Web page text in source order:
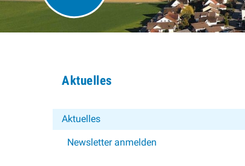
Subnavigation
Aktuelles
Aktuelles
Newsletter anmelden